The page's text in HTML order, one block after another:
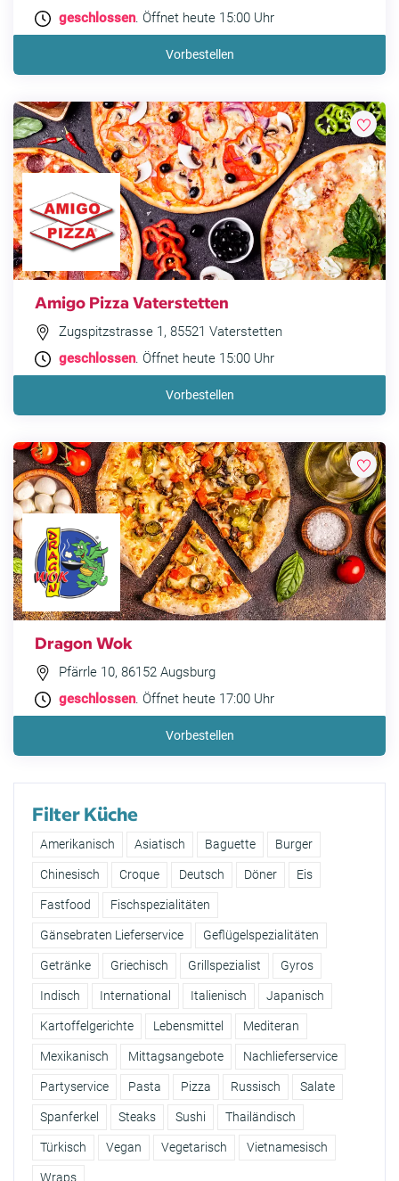
geschlossen. Öffnet heute 15:00 Uhr
Vorbestellen
Amigo Pizza Vaterstetten
Zugspitzstrasse 1, 85521 Vaterstetten
geschlossen. Öffnet heute 15:00 Uhr
Vorbestellen
Dragon Wok
Pfärrle 10, 86152 Augsburg
geschlossen. Öffnet heute 17:00 Uhr
Vorbestellen
Filter Küche
Amerikanisch Asiatisch Baguette Burger
Chinesisch Croque Deutsch Döner Eis
Fastfood Fischspezialitäten
Gänsebraten Lieferservice Geflügelspezialitäten
Getränke Griechisch Grillspezialist Gyros
Indisch International Italienisch Japanisch
Kartoffelgerichte Lebensmittel Mediteran
Mexikanisch Mittagsangebote Nachlieferservice
Partyservice Pasta Pizza Russisch Salate
Spanferkel Steaks Sushi Thailändisch
Türkisch Vegan Vegetarisch Vietnamesisch
Wraps